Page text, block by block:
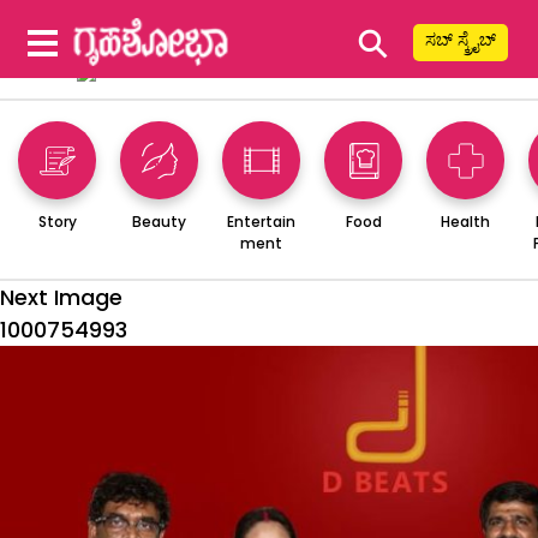
⚲ ಸಬ್ ಸ್ಕ್ರೈಬ್
Story Beauty
Entertain
ment
Food Health
Next Image
1000754993